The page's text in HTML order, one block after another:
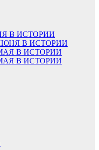
В ИСТОРИИ
В ИСТОРИИ
В ИСТОРИИ
В ИСТОРИИ